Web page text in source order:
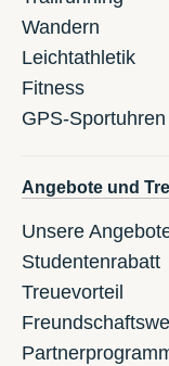
Wandern
Leichtathletik
Fitness
GPS-Sportuhren
Angebote und
Unsere
Studentenrabatt
Treuevorteil